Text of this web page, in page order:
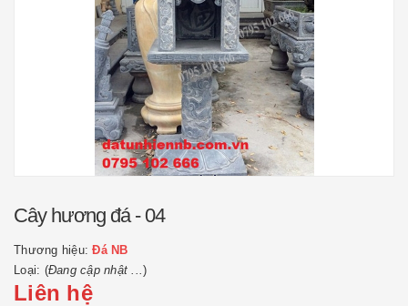
Cây hương đá - 04
Thương hiệu:Đá NB
Loại: (Đang cập nhật ...)
Liên hệ